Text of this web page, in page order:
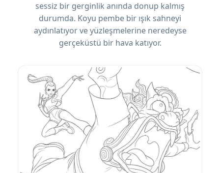
sessiz bir gerginlik anında donup kalmış
durumda. Koyu pembe bir ışık sahneyi
aydınlatıyor ve yüzleşmelerine neredeyse
gerçeküstü bir hava katıyor.